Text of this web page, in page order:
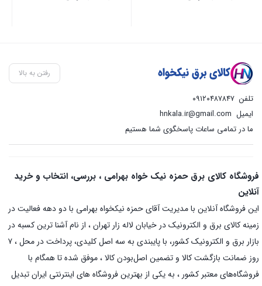
رفتن به بالا
تلفن ۰۹۱۲۰۴۸۷۸۴۷
ایمیل hnkala.ir@gmail.com
ما در تمامی ساعات پاسخگوی شما هستیم
فروشگاه کالای برق حمزه نیک خواه بهرامی ، بررسی، انتخاب و خرید
آنلاین
این فروشگاه آنلاین با مدیریت آقای حمزه نیکخواه بهرامی با دو دهه فعالیت در
زمینه کالای برق و الکترونیک در خیابان لاله زار تهران ، از نام آشنا ترین کسبه در
بازار برق و الکترونیک کشور، با پایبندی به سه اصل کلیدی، پرداخت در محل ، ۷
روز ضمانت بازگشت کالا و تضمین اصل‌بودن کالا ، موفق شده تا همگام با
فروشگاه‌های معتبر کشور ، به یکی از بهترین فروشگاه های اینترنتی ایران تبدیل